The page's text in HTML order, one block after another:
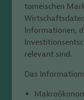
toméischen
Informationen,
relevant sind.
Das